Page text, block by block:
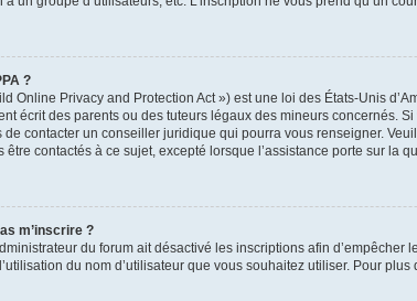
?
Online Privacy and Protection Act ») est une loi des États-Unis
écrit des parents ou des tuteurs légaux des mineurs concernés.
contacter un conseiller juridique qui pourra vous renseigner.
être contactés à ce sujet, excepté lorsque l’assistance porte sur la
m’inscrire ?
du forum ait désactivé les inscriptions afin
du nom d’utilisateur que vous souhaitez utiliser. Pour